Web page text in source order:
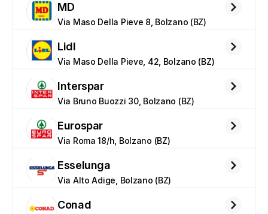
MD
Via Maso Della Pieve 8, Bolzano (BZ)
Lidl
Via Maso Della Pieve, 42, Bolzano (BZ)
Interspar
Via Bruno Buozzi 30, Bolzano (BZ)
Eurospar
Via Roma 18/h, Bolzano (BZ)
Esselunga
Via Alto Adige, Bolzano (BZ)
Conad